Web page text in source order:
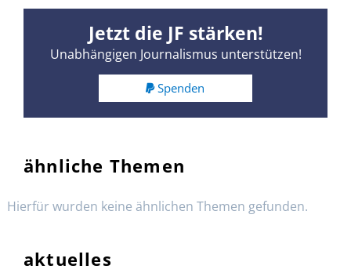
Jetzt die JF stärken!
Unabhängigen Journalismus unterstützen!
Spenden
ähnliche Themen
Hierfür wurden keine ähnlichen Themen gefunden.
aktuelles